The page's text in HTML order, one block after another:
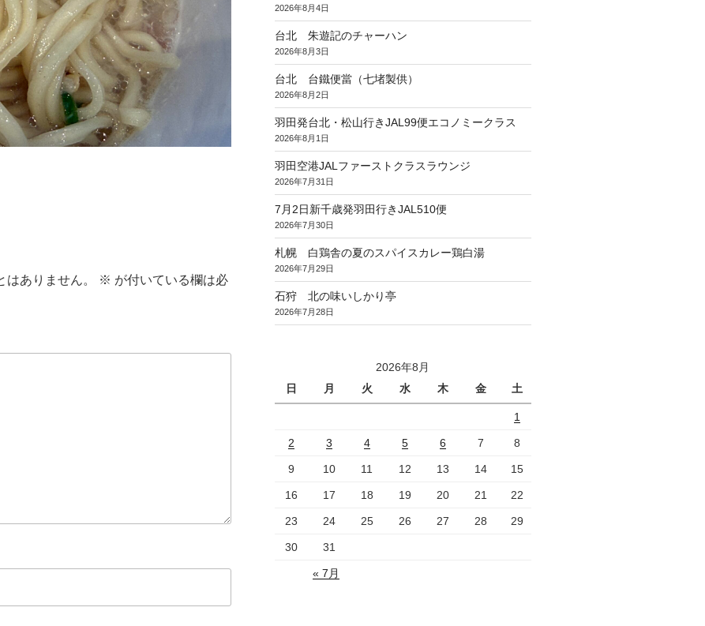
ありません。 ※ が付いている欄は必
2026年8月4日
台北 朱遊記のチャーハン
2026年8月3日
台北 台鐵便當（七堵製供）
2026年8月2日
羽田発台北・松山行きJAL99便エコノミークラス
2026年8月1日
羽田空港JALファーストクラスラウンジ
2026年7月31日
7月2日新千歳発羽田行きJAL510便
2026年7月30日
札幌 白鶏舎の夏のスパイスカレー鶏白湯
2026年7月29日
石狩 北の味いしかり亭
2026年7月28日
2026年8月
日
月 火 水 木 金 土
1
2 3 4 5 6 7 8
9 10 11 12 13 14 15
16 17 18 19 20 21 22
23 24 25 26 27 28 29
30 31
« 7月